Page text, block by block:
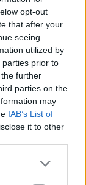
opt-out
that after your
seeing
utilized by
parties prior to
further
parties on the
may
IAB’s List of
it to other